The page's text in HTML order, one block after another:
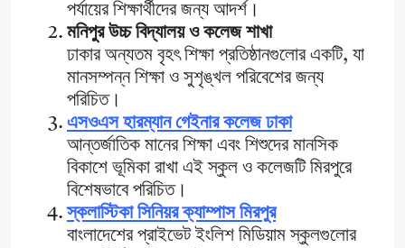
পর্যায়ের শিক্ষার্থীদের জন্য আদর্শ।
মনিপুর উচ্চ বিদ্যালয় ও কলেজ শাখা
ঢাকার অন্যতম বৃহৎ শিক্ষা প্রতিষ্ঠানগুলোর একটি, যা
মানসম্পন্ন শিক্ষা ও সুশৃঙ্খল পরিবেশের জন্য
পরিচিত।
এসওএস হারম্যান গেইনার কলেজ ঢাকা
আন্তর্জাতিক মানের শিক্ষা এবং শিশুদের মানসিক
বিকাশে ভূমিকা রাখা এই স্কুল ও কলেজটি মিরপুরে
বিশেষভাবে পরিচিত।
স্কলাস্টিকা সিনিয়র ক্যাম্পাস মিরপুর
বাংলাদেশের প্রাইভেট ইংলিশ মিডিয়াম স্কুলগুলোর